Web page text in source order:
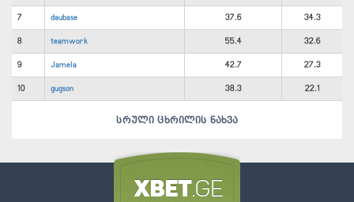
7 daubase 37.6 34.3
8 teamwork 55.4 32.6
9 Jamela 42.7 27.3
10 gugson 38.3 22.1
სრული ცხრილის ნახვა